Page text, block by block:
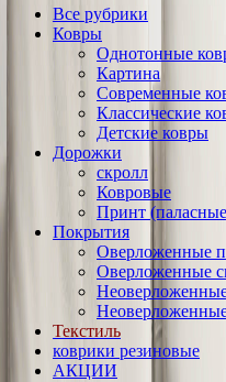
Все рубрики
Ковры
Однотонные
Картина
Современные
Классические
Детские ковры
Дорожки
скролл
Ковровые
Принт
Покрытия
Оверложенные
Оверложенные
Текстиль
коврики резиновые
АКЦИИ